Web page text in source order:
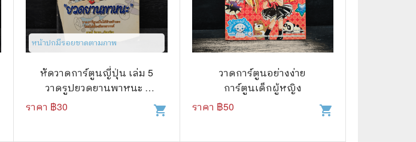
หน้าปกมีรอยขาดตามภาพ
หัดวาดการ์ตูนญี่ปุ่น เล่ม 5
วาดรูปยวดยานพาหนะ -
ดามพ์ จิตรกร
ราคา ฿30 shopping_cart
วาดการ์ตูนอย่างง่าย
การ์ตูนเด็กผู้หญิง
ราคา ฿50 shopping_cart
บอร์ดเกมแปลไทย
บอร์ดเกมโดยคนไทย
Board Game